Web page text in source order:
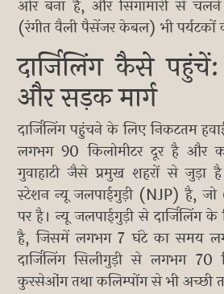
ओर बना है, और सिंगामारी से चलने
(रंगीत वैली पैसेंजर केबल) भी पर्यटकों
दार्जिलिंग कैसे
और सड़क मार्ग
दार्जिलिंग पहुंचने के लिए निकटतम
लगभग 90 किलोमीटर दूर है और
गुवाहाटी जैसे प्रमुख शहरों से जुड़ा
स्टेशन न्यू जलपाईगुड़ी (NJP) है, जो
पर है। न्यू जलपाईगुड़ी से दार्जिलिंग के
है, जिसमें लगभग 7 घंटे का समय
दार्जिलिंग सिलीगुड़ी से लगभग
कुरसेओंग तथा कलिम्पोंग से भी अच्छी